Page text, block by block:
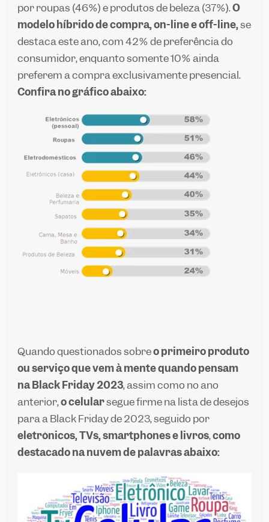
por roupas (46%) e produtos de beleza (37%).O
modelo híbrido de compra, on-line e off-line,se
destaca este ano, com 42% de preferência do
consumidor, enquanto somente 10% ainda
preferem a compra exclusivamente presencial.
Confira no gráfico abaixo:
Quando questionados sobreo primeiro produto
ou serviço que vem à mente quando pensam
na Black Friday 2023, assim como no ano
anterior,o celularsegue firme na lista de desejos
para a Black Friday de 2023, seguido por
eletrônicos, TVs, smartphones e livros,como
destacado na nuvem de palavras abaixo: